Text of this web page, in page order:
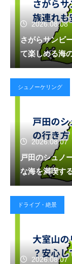
2026.08.08
さがらサンビ
て楽しめる海
シュノーケリング
2026.08.07
戸田のシュノ
な海を満喫す
ドライブ・絶景
2026.08.07